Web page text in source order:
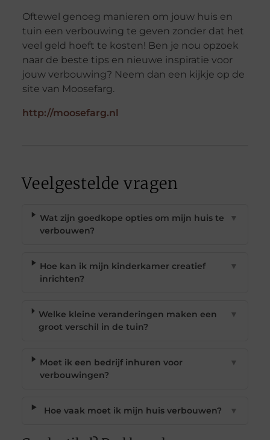
Oftewel genoeg manieren om jouw huis en
tuin een verbouwing te geven zonder dat het
veel geld hoeft te kosten! Ben je nou opzoek
naar de beste tips en nieuwe inspiratie voor
jouw verbouwing? Neem dan een kijkje op de
site van Moosefarg.
http://moosefarg.nl
Veelgestelde vragen
Wat zijn goedkope opties om mijn huis te
verbouwen?
▼
Hoe kan ik mijn kinderkamer creatief
inrichten?
▼
Welke kleine veranderingen maken een
groot verschil in de tuin?
▼
Moet ik een bedrijf inhuren voor
verbouwingen?
▼
Hoe vaak moet ik mijn huis verbouwen? ▼